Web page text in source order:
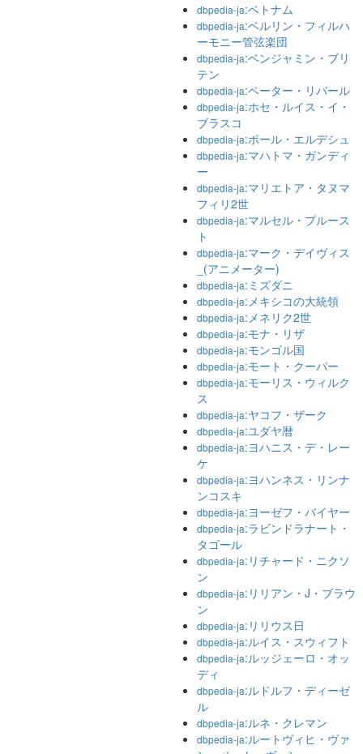
dbpedia-ja:ベトナム
dbpedia-ja:ベルリン・フィルハ
ーモニー管弦楽団
dbpedia-ja:ベンジャミン・ブリ
テン
dbpedia-ja:ペーター・リバール
dbpedia-ja:ホセ・ルイス・イ・
ブラスコ
dbpedia-ja:ポール・エルデシュ
dbpedia-ja:マハトマ・ガンディ
ー
dbpedia-ja:マリエトア・タヌマ
フィリ2世
dbpedia-ja:マルセル・プルース
ト
dbpedia-ja:マーク・デイヴィス
_(アニメーター)
dbpedia-ja:ミズダニ
dbpedia-ja:メキシコの大統領
dbpedia-ja:メネリク2世
dbpedia-ja:モナ・リザ
dbpedia-ja:モンゴル国
dbpedia-ja:モート・クーパー
dbpedia-ja:モーリス・ウィルク
ス
dbpedia-ja:ヤコフ・ザーク
dbpedia-ja:ユダヤ暦
dbpedia-ja:ヨハニス・デ・レー
ケ
dbpedia-ja:ヨハンネス・リンナ
ンコスキ
dbpedia-ja:ヨーゼフ・バイヤー
dbpedia-ja:ラビンドラナート・
タゴール
dbpedia-ja:リチャード・ニクソ
ン
dbpedia-ja:リリアン・J・ブラウ
ン
dbpedia-ja:リリウス日
dbpedia-ja:ルイス・スウィフト
dbpedia-ja:ルッジェーロ・オッ
ディ
dbpedia-ja:ルドルフ・ディーゼ
ル
dbpedia-ja:ルネ・クレマン
dbpedia-ja:ルートヴィヒ・ヴァ